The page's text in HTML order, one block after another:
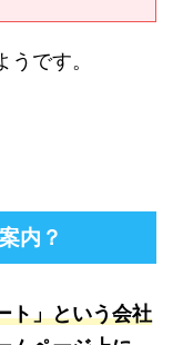
です。
内？
ト」という会社